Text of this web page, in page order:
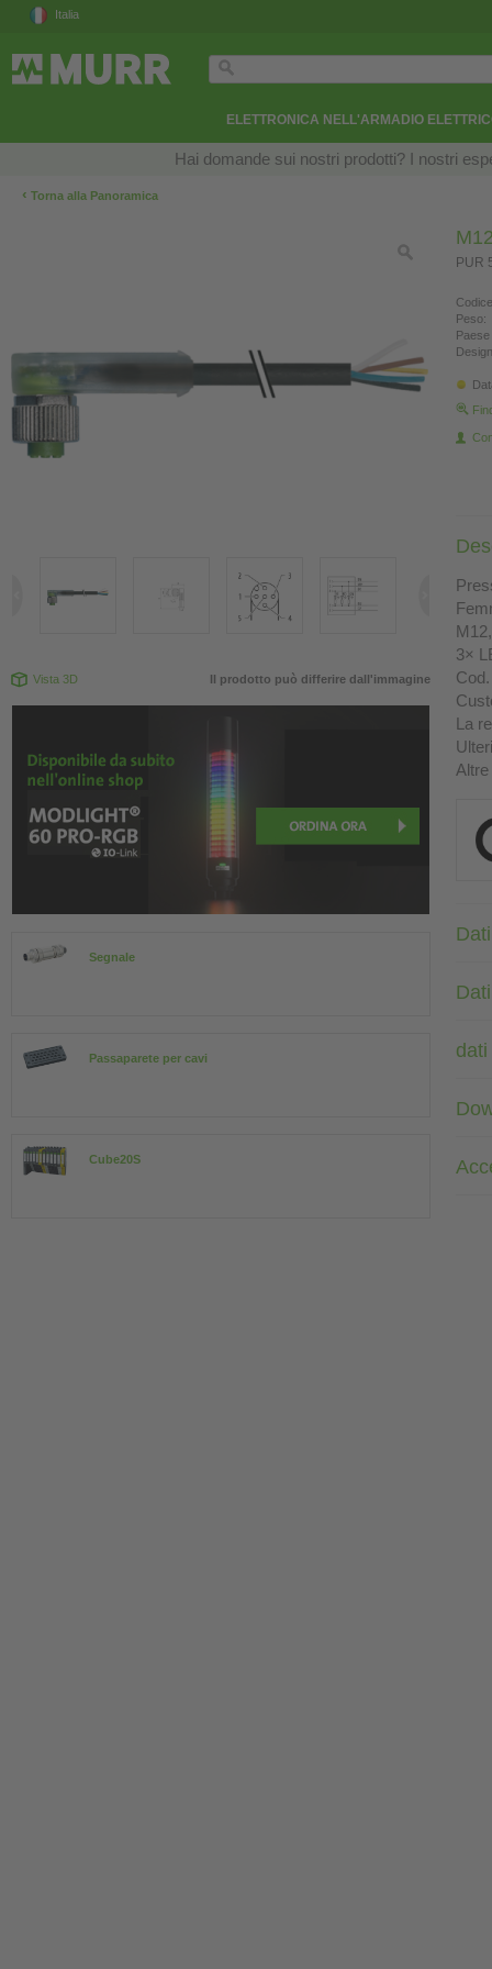
Italia
ELETTRONICA NELL'ARMADIO
Hai domande sui nostri prodotti? I nostri
‹ Torna alla Panoramica
Vista 3D Il prodotto può differire dall'immagine
Segnale
Passaparete per cavi
Cube20S
PUR
Peso:
3×
La